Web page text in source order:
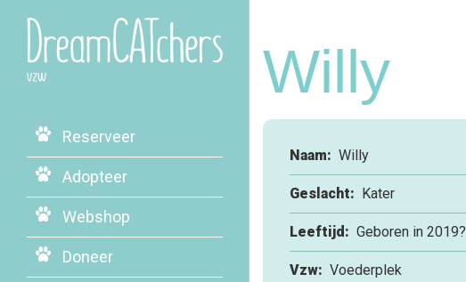
Reserveer
Adopteer
Webshop
Doneer
Willy
Naam: Willy
Geslacht: Kater
Leeftijd: Geboren in 2019?
Vzw: Voederplek